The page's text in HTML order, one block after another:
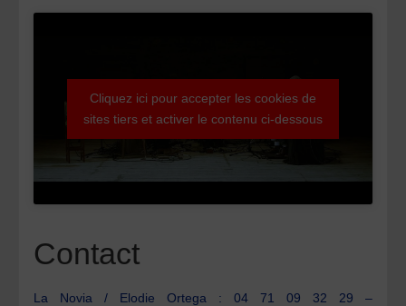
Cliquez ici pour accepter les cookies de
sites tiers et activer le contenu ci-dessous
Contact
La Novia / Elodie Ortega : 04 71 09 32 29 –